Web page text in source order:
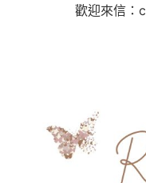
歡迎來信